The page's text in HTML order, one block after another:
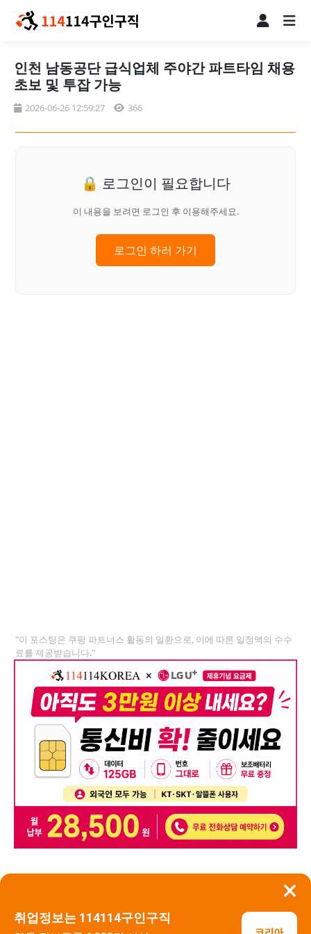
×
취업정보는 114114구인구직
인천 남동공단 급식업체 주야간 파트타임 채용
초보 및 투잡 가능
2026-06-26 12:59:27 366
🔒 로그인이 필요합니다
이 내용을 보려면 로그인 후 이용해주세요.
로그인 하러 가기
"이 포스팅은 쿠팡 파트너스 활동의 일환으로, 이에 따른 일정액의 수수
료를 제공받습니다."